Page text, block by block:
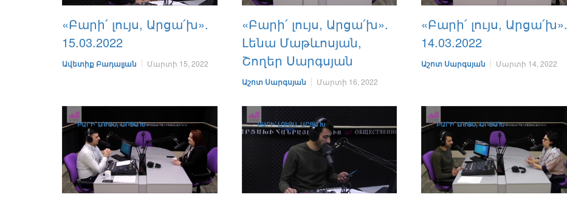
«Բարի՛ լույս, Արցա՛խ».
15.03.2022
Ավետիք Բադալյան Մարտի 15, 2022
«Բարի՛ լույս, Արցա՛խ».
Լենա Մաթևոսյան,
Շողեր Սարգսյան
Աշոտ Սարգսյան Մարտի 16, 2022
«Բարի՛ լույս, Արցա՛խ».
14.03.2022
Աշոտ Սարգսյան Մարտի 14, 2022
ԲԱՐԻ՛ ԼՈՒՅՍ, ԱՐՑԱ՛Խ ԲԱՐԻ՛ ԼՈՒՅՍ, ԱՐՑԱ՛Խ ԲԱՐԻ՛ ԼՈՒՅՍ, ԱՐՑԱ՛Խ